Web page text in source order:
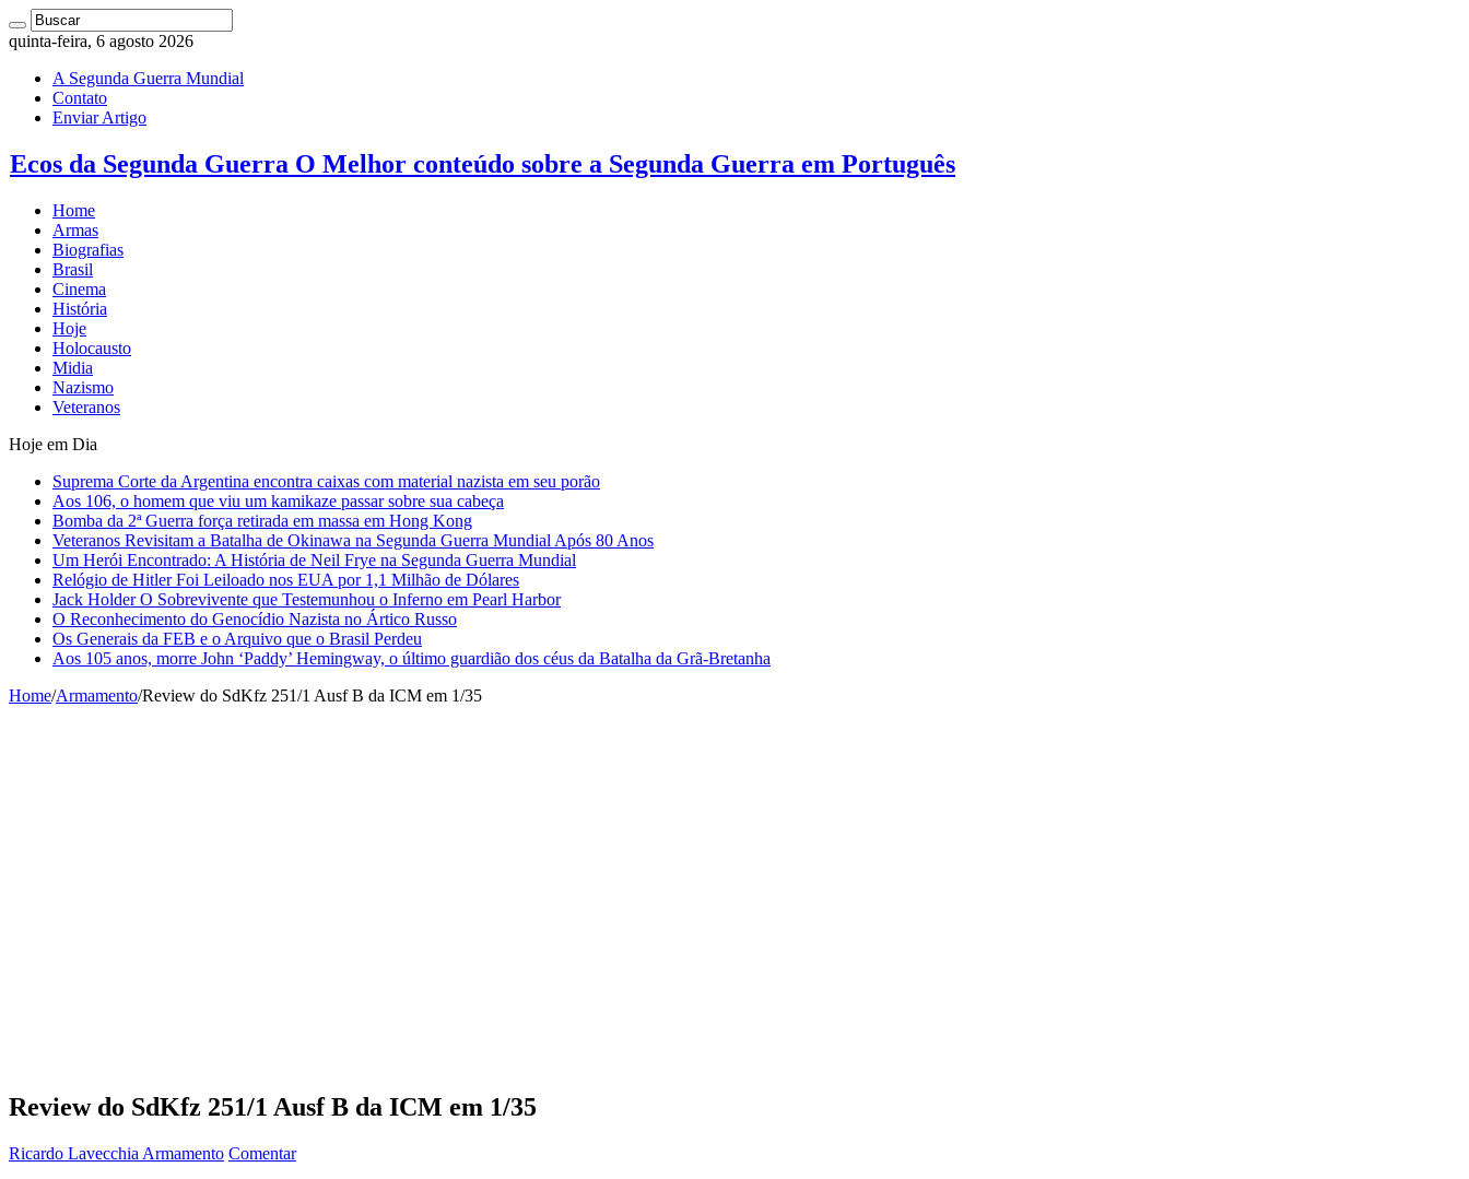
quinta-feira, 6 agosto 2026
A Segunda Guerra Mundial
Contato
Enviar Artigo
Ecos da Segunda Guerra O Melhor conteúdo sobre a Segunda Guerra em Português
Home
Armas
Biografias
Brasil
Cinema
História
Hoje
Holocausto
Midia
Nazismo
Veteranos
Hoje em Dia
Suprema Corte da Argentina encontra caixas com material nazista em seu porão
Aos 106, o homem que viu um kamikaze passar sobre sua cabeça
Bomba da 2ª Guerra força retirada em massa em Hong Kong
Veteranos Revisitam a Batalha de Okinawa na Segunda Guerra Mundial Após 80 Anos
Um Herói Encontrado: A História de Neil Frye na Segunda Guerra Mundial
Relógio de Hitler Foi Leiloado nos EUA por 1,1 Milhão de Dólares
Jack Holder O Sobrevivente que Testemunhou o Inferno em Pearl Harbor
O Reconhecimento do Genocídio Nazista no Ártico Russo
Os Generais da FEB e o Arquivo que o Brasil Perdeu
Aos 105 anos, morre John ‘Paddy’ Hemingway, o último guardião dos céus da Batalha da Grã-Bretanha
Home/Armamento/Review do SdKfz 251/1 Ausf B da ICM em 1/35
Review do SdKfz 251/1 Ausf B da ICM em 1/35
Ricardo Lavecchia Armamento Comentar